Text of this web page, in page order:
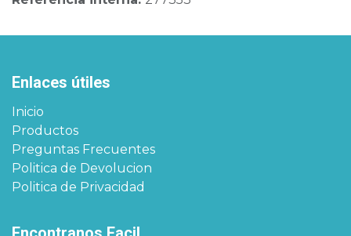
Enlaces útiles
Inicio
Productos
Preguntas Frecuentes
Politica de Devolucion
Politica de Privacidad